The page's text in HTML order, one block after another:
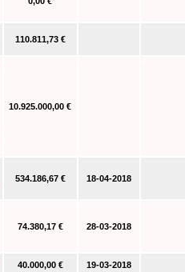
110.811,73 €
10.925.000,00 €
534.186,67 € 18-04-2018
74.380,17 € 28-03-2018
40.000,00 € 19-03-2018